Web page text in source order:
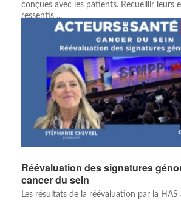
conçues avec les patients. Recueillir leurs
ressentis ...
Réévaluation des signatures
cancer du sein
Les résultats de la réévaluation par la